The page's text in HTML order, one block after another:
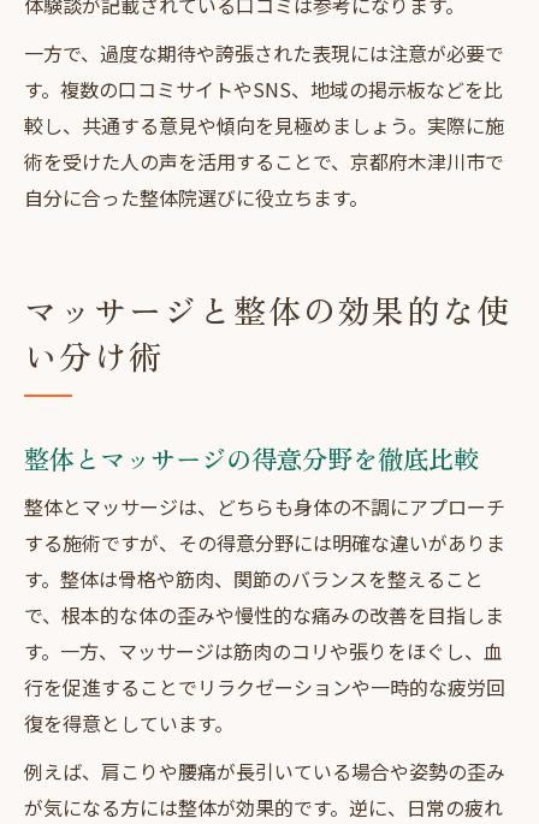
一方で、過度な期待や誇張された表現には注意が必要で
す。複数の口コミサイトやSNS、地域の掲示板などを比
較し、共通する意見や傾向を見極めましょう。実際に施
術を受けた人の声を活用することで、京都府木津川市で
自分に合った整体院選びに役立ちます。
マッサージと整体の効果的な使
い分け術
整体とマッサージの得意分野を徹底比較
整体とマッサージは、どちらも身体の不調にアプローチ
する施術ですが、その得意分野には明確な違いがありま
す。整体は骨格や筋肉、関節のバランスを整えること
で、根本的な体の歪みや慢性的な痛みの改善を目指しま
す。一方、マッサージは筋肉のコリや張りをほぐし、血
行を促進することでリラクゼーションや一時的な疲労回
復を得意としています。
例えば、肩こりや腰痛が長引いている場合や姿勢の歪み
が気になる方には整体が効果的です。逆に、日常の疲れ